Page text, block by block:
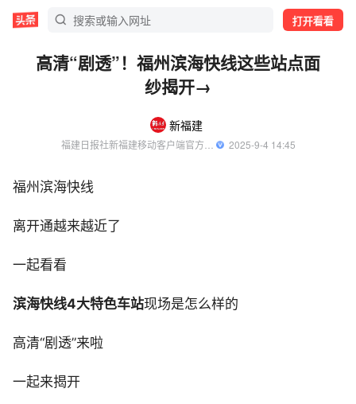
打开看看
高清“剧透”！福州滨海快线这些站点面
纱揭开→
新福建
  2025-9-4 14:45
福州滨海快线
离开通越来越近了
一起看看
滨海快线4大特色车站现场是怎么样的
高清“剧透”来啦
一起来揭开